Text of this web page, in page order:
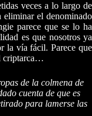
veces a lo largo de
eliminar el denominado
parece que se lo ha
es que nosotros ya
la vía fácil. Parece que
criptarca…
de la colmena de
cuenta de que es
para lamerse las